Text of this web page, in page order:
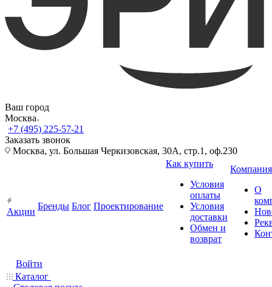
Ваш город
Москва
+7 (495) 225-57-21
Заказать звонок
Москва, ул. Большая Черкизовская, 30А, стр.1, оф.230
Акции
Бренды Блог Проектирование
Как купить
Условия
оплаты
Условия
доставки
Обмен и
возврат
Компания
О
Войти
Каталог